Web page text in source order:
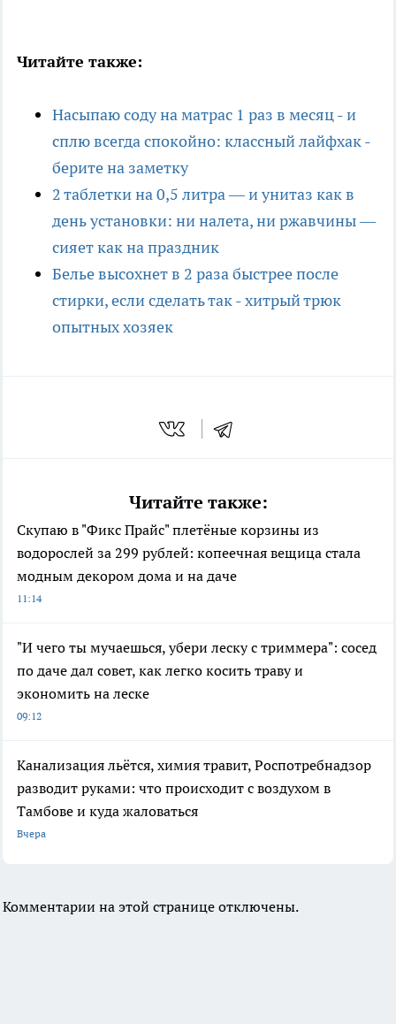
Читайте также:
Насыпаю соду на матрас 1 раз в месяц - и
сплю всегда спокойно: классный лайфхак -
берите на заметку
2 таблетки на 0,5 литра — и унитаз как в
день установки: ни налета, ни ржавчины —
сияет как на праздник
Белье высохнет в 2 раза быстрее после
стирки, если сделать так - хитрый трюк
опытных хозяек
Читайте также:
Скупаю в "Фикс Прайс" плетёные корзины из
водорослей за 299 рублей: копеечная вещица стала
модным декором дома и на даче
11:14
"И чего ты мучаешься, убери леску с триммера": сосед
по даче дал совет, как легко косить траву и
экономить на леске
09:12
Канализация льётся, химия травит, Роспотребнадзор
разводит руками: что происходит с воздухом в
Тамбове и куда жаловаться
Вчера
Комментарии на этой странице отключены.